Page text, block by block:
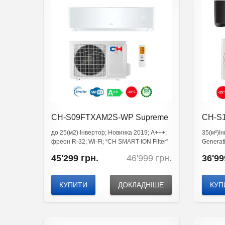
CH-S09FTXAM2S-WP Supreme
до 25(м2) Інвертор; Новинка 2019; A+++;
фреон R-32; Wi-Fi; “CH SMART-ION Filter”
46'999грн.Original
was:
грн..
45'299 грн.
Current
is:
грн..
КУПИТИ ДОКЛАДНІШЕ
CH-